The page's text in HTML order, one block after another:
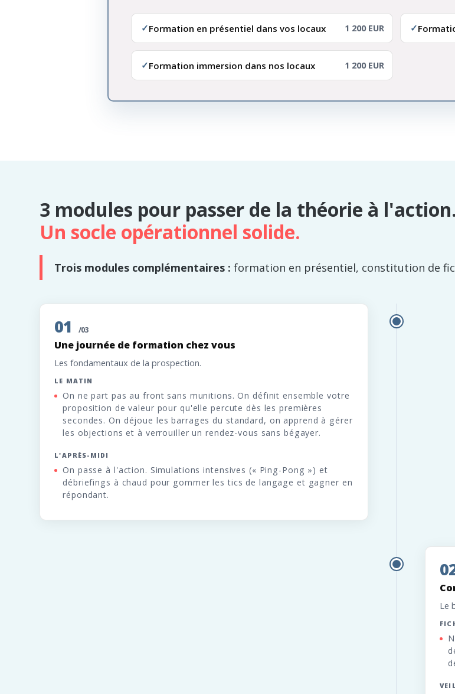
✓Formation en présentiel dans vos locaux 1 200 EUR ✓
✓Formation immersion dans nos locaux 1 200 EUR
3 modules pour passer de la théorie à l'action.
Un socle opérationnel solide.
Trois modules complémentaires :formation en présentiel, constitution de
01 /03
Une journée de formation chez vous
Les fondamentaux de la prospection.
LE MATIN
On ne part pas au front sans munitions. On définit ensemble votre
proposition de valeur pour qu'elle percute dès les premières
secondes. On déjoue les barrages du standard, on apprend à gérer
les objections et à verrouiller un rendez-vous sans bégayer.
L'APRÈS-MIDI
On passe à l'action. Simulations intensives (« Ping-Pong ») et
débriefings à chaud pour gommer les tics de langage et gagner en
répondant.
Le